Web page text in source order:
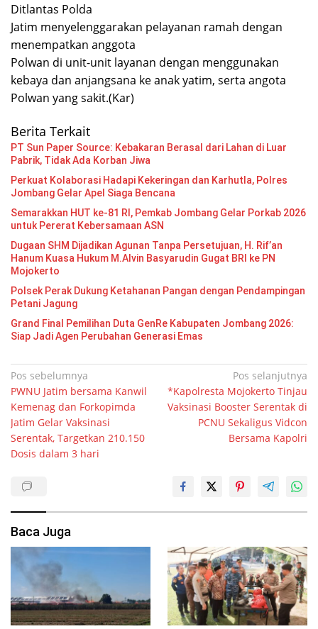
Ditlantas Polda
Jatim menyelenggarakan pelayanan ramah dengan
menempatkan anggota
Polwan di unit-unit layanan dengan menggunakan
kebaya dan anjangsana ke anak yatim, serta angota
Polwan yang sakit.(Kar)
Berita Terkait
PT Sun Paper Source: Kebakaran Berasal dari Lahan di Luar
Pabrik, Tidak Ada Korban Jiwa
Perkuat Kolaborasi Hadapi Kekeringan dan Karhutla, Polres
Jombang Gelar Apel Siaga Bencana
Semarakkan HUT ke-81 RI, Pemkab Jombang Gelar Porkab 2026
untuk Pererat Kebersamaan ASN
Dugaan SHM Dijadikan Agunan Tanpa Persetujuan, H. Rif’an
Hanum Kuasa Hukum M.Alvin Basyarudin Gugat BRI ke PN
Mojokerto
Polsek Perak Dukung Ketahanan Pangan dengan Pendampingan
Petani Jagung
Grand Final Pemilihan Duta GenRe Kabupaten Jombang 2026:
Siap Jadi Agen Perubahan Generasi Emas
Navigasi
pos
Pos sebelumnya
PWNU Jatim bersama Kanwil
Kemenag dan Forkopimda
Jatim Gelar Vaksinasi
Serentak, Targetkan 210.150
Dosis dalam 3 hari
Pos selanjutnya
*Kapolresta Mojokerto Tinjau
Vaksinasi Booster Serentak di
PCNU Sekaligus Vidcon
Bersama Kapolri
Baca Juga